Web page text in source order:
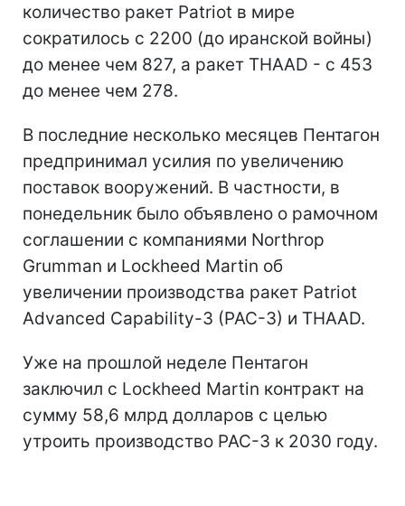
количество ракет Patriot в мире
сократилось с 2200 (до иранской войны)
до менее чем 827, а ракет THAAD - с 453
до менее чем 278.
В последние несколько месяцев Пентагон
предпринимал усилия по увеличению
поставок вооружений. В частности, в
понедельник было объявлено о рамочном
соглашении с компаниями Northrop
Grumman и Lockheed Martin об
увеличении производства ракет Patriot
Advanced Capability-3 (PAC-3) и THAAD.
Уже на прошлой неделе Пентагон
заключил с Lockheed Martin контракт на
сумму 58,6 млрд долларов с целью
утроить производство PAC-3 к 2030 году.